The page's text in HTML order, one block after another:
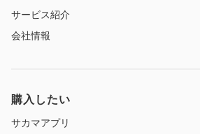
サービス紹介
会社情報
購入したい
サカマアプリ